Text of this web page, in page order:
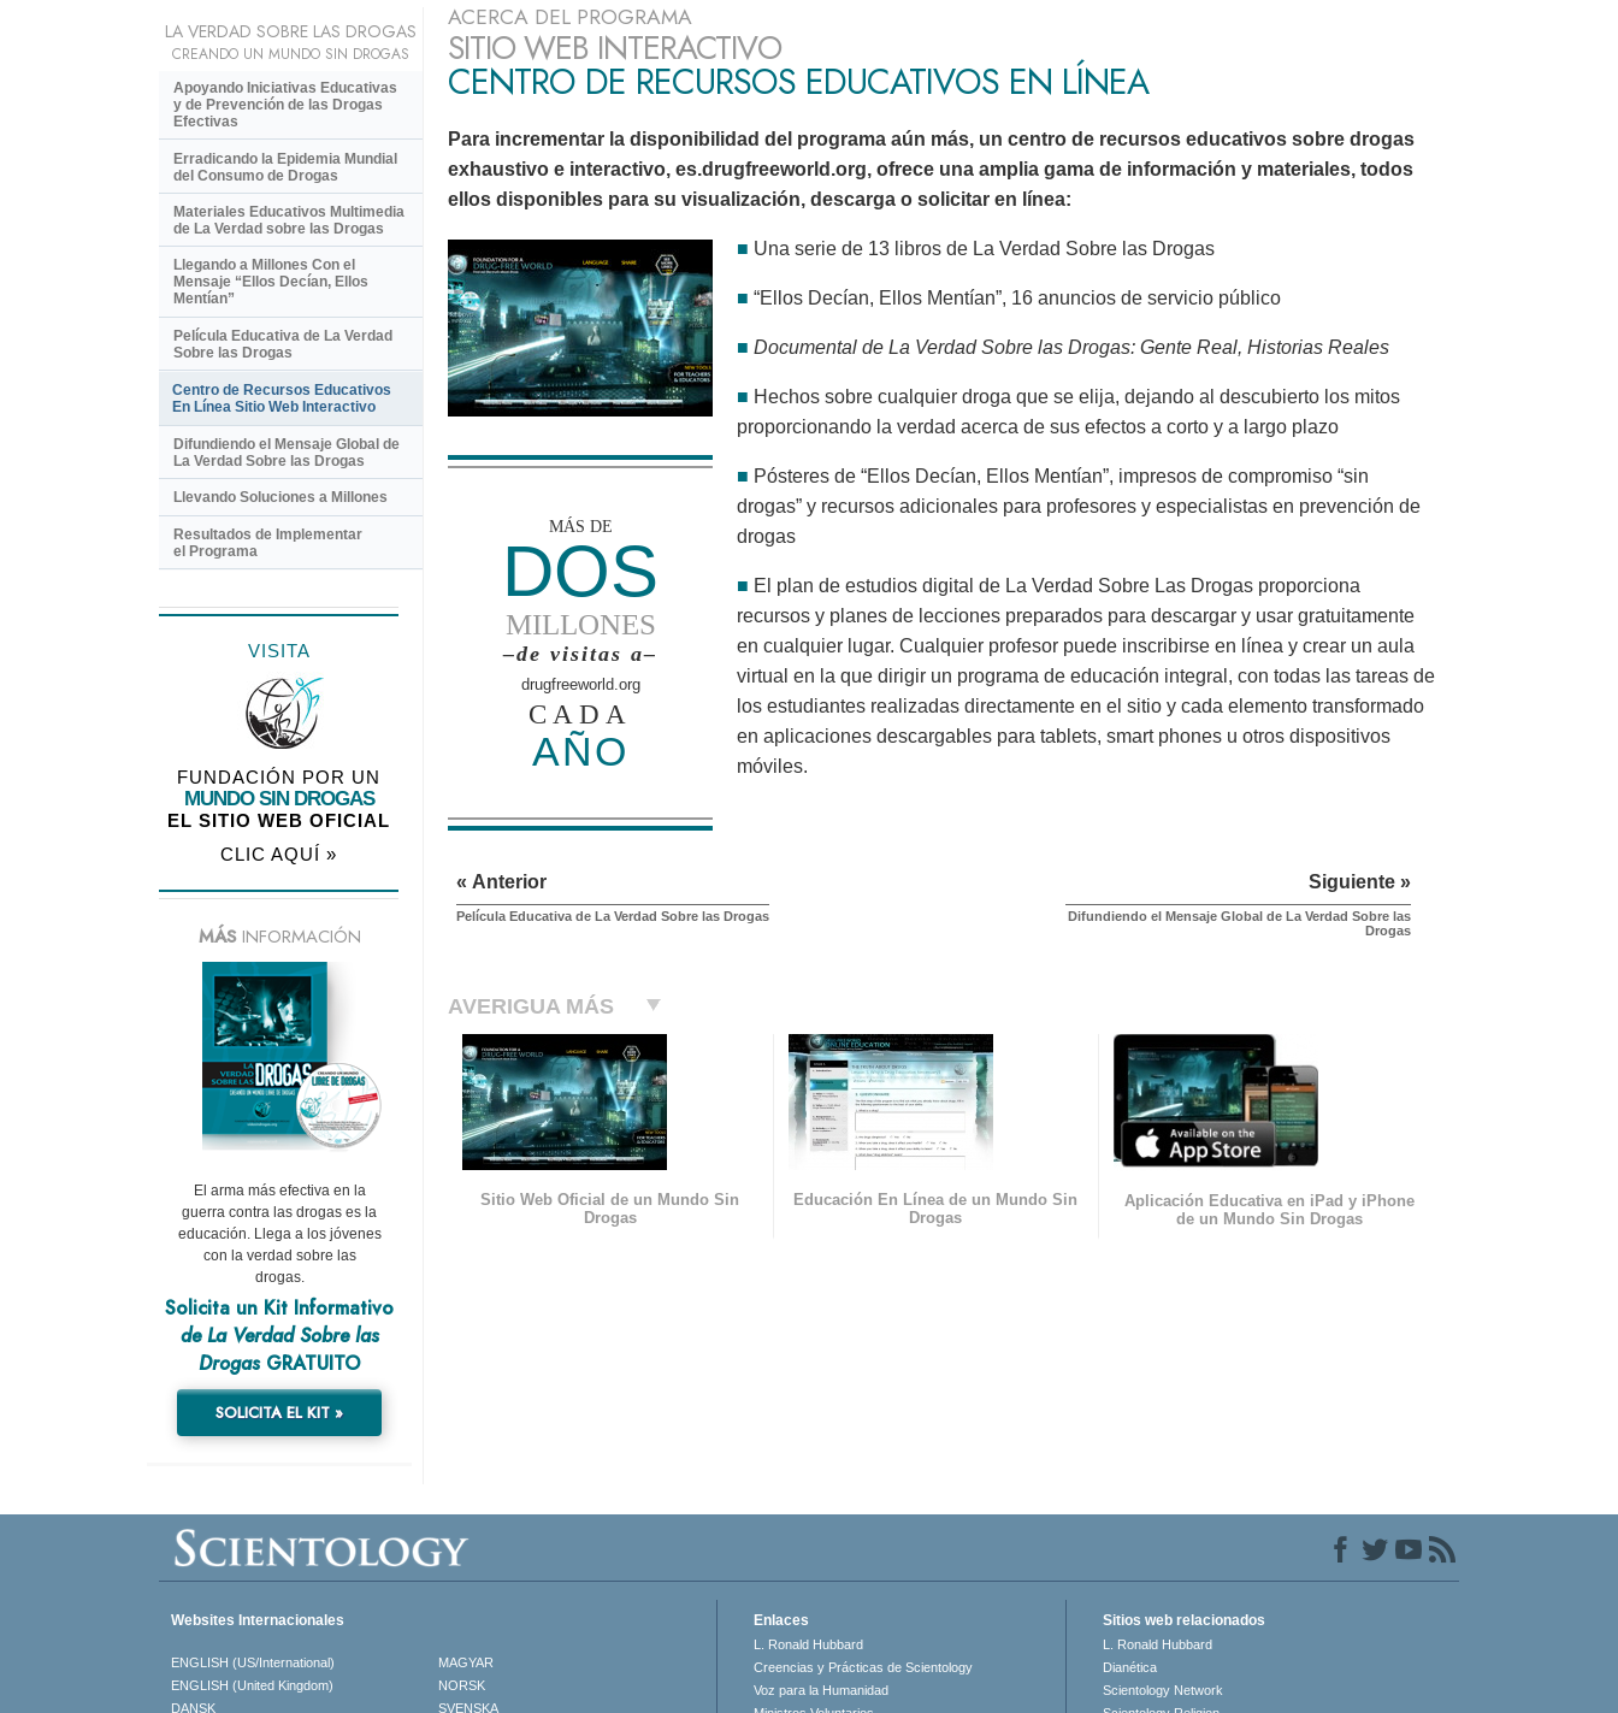
ACERCA DEL PROGRAMA
SITIO WEB INTERACTIVO
CENTRO DE RECURSOS EDUCATIVOS EN LÍNEA
Para incrementar la disponibilidad del programa aún más, un centro de recursos educativos sobre drogas
exhaustivo e interactivo, es.drugfreeworld.org, ofrece una amplia gama de información y materiales, todos
ellos disponibles para su visualización, descarga o solicitar en línea:
MÁS DE
DOS
MILLONES
–de visitas a–
drugfreeworld.org
CADA
AÑO
■ Una serie de 13 libros de La Verdad Sobre las Drogas
■ “Ellos Decían, Ellos Mentían”, 16 anuncios de servicio público
■ Documental de La Verdad Sobre las Drogas: Gente Real, Historias Reales
■ Hechos sobre cualquier droga que se elija, dejando al descubierto los mitos
proporcionando la verdad acerca de sus efectos a corto y a largo plazo
■ Pósteres de “Ellos Decían, Ellos Mentían”, impresos de compromiso “sin
drogas” y recursos adicionales para profesores y especialistas en prevención de
drogas
■ El plan de estudios digital de La Verdad Sobre Las Drogas proporciona
recursos y planes de lecciones preparados para descargar y usar gratuitamente
en cualquier lugar. Cualquier profesor puede inscribirse en línea y crear un aula
virtual en la que dirigir un programa de educación integral, con todas las tareas de
los estudiantes realizadas directamente en el sitio y cada elemento transformado
en aplicaciones descargables para tablets, smart phones u otros dispositivos
móviles.
« Anterior
Película Educativa de La Verdad Sobre las Drogas
Siguiente »
Difundiendo el Mensaje Global de La Verdad Sobre las
Drogas
AVERIGUA MÁS
Sitio Web Oficial de un Mundo Sin
Drogas
Educación En Línea de un Mundo Sin
Drogas
Aplicación Educativa en iPad y iPhone
de un Mundo Sin Drogas
LA VERDAD SOBRE LAS DROGAS
CREANDO UN MUNDO SIN DROGAS
Apoyando Iniciativas Educativas
y de Prevención de las Drogas
Efectivas
Erradicando la Epidemia Mundial
del Consumo de Drogas
Materiales Educativos Multimedia
de La Verdad sobre las Drogas
Llegando a Millones Con el
Mensaje “Ellos Decían, Ellos
Mentían”
Película Educativa de La Verdad
Sobre las Drogas
Centro de Recursos Educativos
En Línea Sitio Web Interactivo
Difundiendo el Mensaje Global de
La Verdad Sobre las Drogas
Llevando Soluciones a Millones
Resultados de Implementar
el Programa
VISITA
FUNDACIÓN POR UN
MUNDO SIN DROGAS
EL SITIO WEB OFICIAL
CLIC AQUÍ »
MÁSINFORMACIÓN
El arma más efectiva en la
guerra contra las drogas es la
educación. Llega a los jóvenes
con la verdad sobre las
drogas.
Solicita un Kit Informativo
de La Verdad Sobre las
DrogasGRATUITO
SOLICITA EL KIT »
Websites Internacionales
ENGLISH (US/International)
ENGLISH (United Kingdom)
DANSK
MAGYAR
NORSK
SVENSKA
Enlaces
L. Ronald Hubbard
Creencias y Prácticas de Scientology
Voz para la Humanidad
Sitios web relacionados
L. Ronald Hubbard
Dianética
Scientology Network